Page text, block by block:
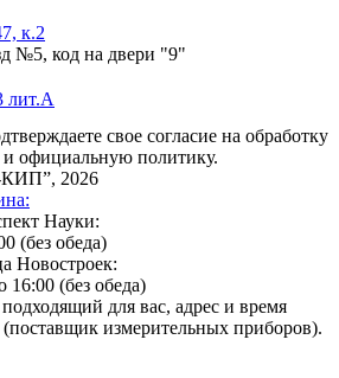
к.2
№5, код на двери "9"
лит.А
свое согласие на обработку
официальную политику.
2026
Науки:
(без обеда)
Новостроек:
(без обеда)
подходящий для вас, адрес и время
измерительных приборов).